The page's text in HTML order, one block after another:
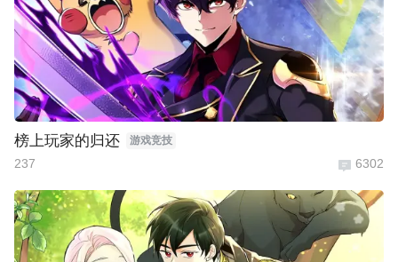
榜上玩家的归还 游戏竞技
237 6302